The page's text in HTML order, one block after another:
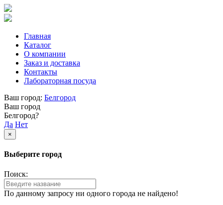
Главная
Каталог
О компании
Заказ и доставка
Контакты
Лабораторная посуда
Ваш город: Белгород
Ваш город
Белгород?
Да Нет
×
Выберите город
Поиск:
По данному запросу ни одного города не найдено!